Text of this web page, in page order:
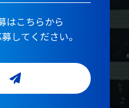
はこちらから
してください。